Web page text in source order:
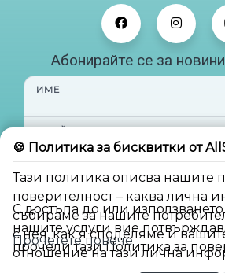
🍪 Политика за бисквитки от
Тази политика описва нашите
поверителност – каква лична
събираме за нашите
с нея, как я споделяме и
отношение на тази лична
С достъпа до или
нашите услуги вие
прочели тази Политика за
Прочетете повече
Абонирайте се за
ИМЕ
ИМЕЙЛ
Абонирай ме